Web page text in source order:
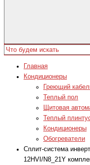
Главная
Кондиционеры
Греющий
Теплый пол
Щитовая
Теплый
Кондиционеры
Обогреватели
Сплит-система
12HVI/N8_21Y